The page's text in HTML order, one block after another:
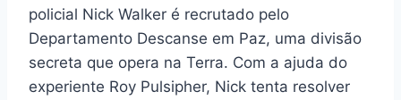
policial Nick Walker é recrutado pelo
Departamento Descanse em Paz, uma divisão
secreta que opera na Terra. Com a ajuda do
experiente Roy Pulsipher, Nick tenta resolver